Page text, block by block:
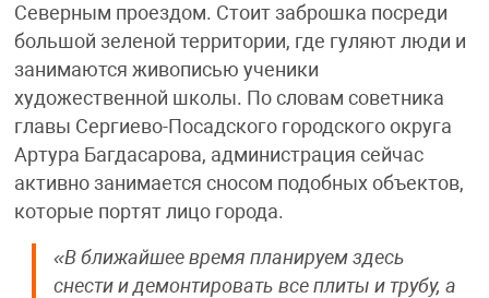
Северным проездом. Стоит заброшка посреди
большой зеленой территории, где гуляют люди и
занимаются живописью ученики
художественной школы. По словам советника
главы Сергиево-Посадского городского округа
Артура Багдасарова, администрация сейчас
активно занимается сносом подобных объектов,
которые портят лицо города.
«В ближайшее время планируем здесь
снести и демонтировать все плиты и трубу, а